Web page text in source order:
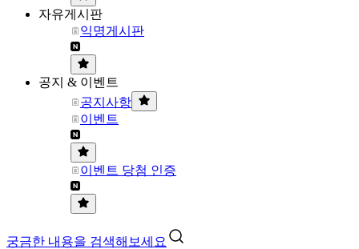
자유게시판
익명게시판
공지 & 이벤트
공지사항
이벤트
이벤트 당첨 인증
궁금한 내용을 검색해보세요